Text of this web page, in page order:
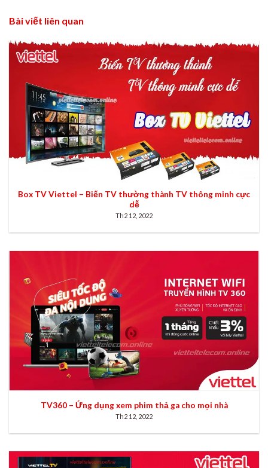
Bài viết liên quan
Box TV Viettel – Biến TV thường thành TV thông minh cực
dễ
Th2 12, 2022
TV360 – Ứng dụng xem phim thả ga cho mọi nhà
Th2 12, 2022